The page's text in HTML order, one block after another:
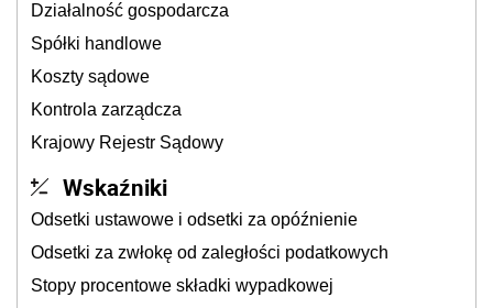
Działalność gospodarcza
Spółki handlowe
Koszty sądowe
Kontrola zarządcza
Krajowy Rejestr Sądowy
Wskaźniki
Odsetki ustawowe i odsetki za opóźnienie
Odsetki za zwłokę od zaległości podatkowych
Stopy procentowe składki wypadkowej